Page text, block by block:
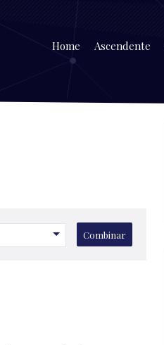
Home Ascendente
Combinar